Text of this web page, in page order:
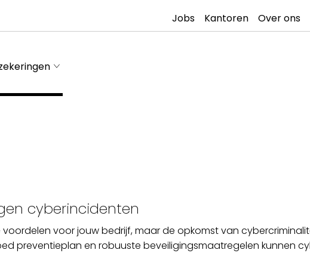
Jobs Kantoren Over ons
cyberincidenten
voor jouw bedrijf, maar de opkomst van
preventieplan en robuuste beveiligingsmaatregelen kunnen